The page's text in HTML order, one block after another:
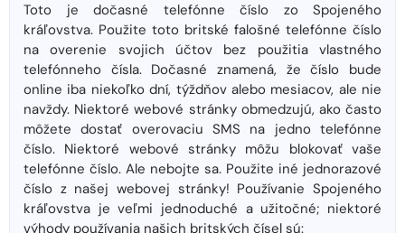
Toto je dočasné telefónne číslo zo Spojeného
kráľovstva. Použite toto britské falošné telefónne číslo
na overenie svojich účtov bez použitia vlastného
telefónneho čísla. Dočasné znamená, že číslo bude
online iba niekoľko dní, týždňov alebo mesiacov, ale nie
navždy. Niektoré webové stránky obmedzujú, ako často
môžete dostať overovaciu SMS na jedno telefónne
číslo. Niektoré webové stránky môžu blokovať vaše
telefónne číslo. Ale nebojte sa. Použite iné jednorazové
číslo z našej webovej stránky! Používanie Spojeného
kráľovstva je veľmi jednoduché a užitočné; niektoré
výhody používania našich britských čísel sú: